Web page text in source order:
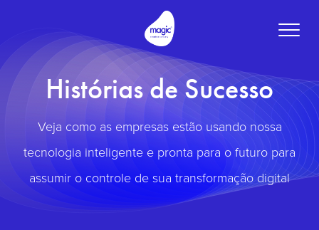
Toggle
Histórias de Sucesso
Veja como as empresas estão usando nossa
tecnologia inteligente e pronta para o futuro para
assumir o controle de sua transformação digital